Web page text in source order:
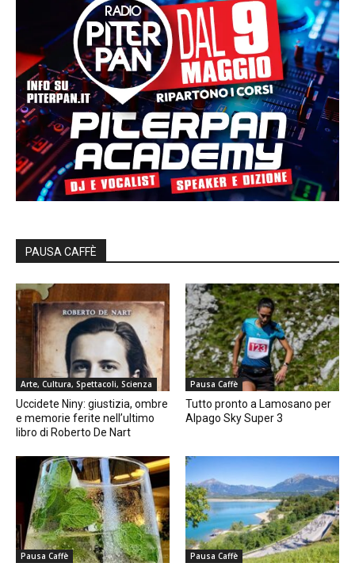
PAUSA CAFFÈ
Arte, Cultura, Spettacoli, Scienza
Uccidete Niny: giustizia, ombre
e memorie ferite nell’ultimo
libro di Roberto De Nart
Pausa Caffè
Tutto pronto a Lamosano per
Alpago Sky Super 3
Pausa Caffè Pausa Caffè